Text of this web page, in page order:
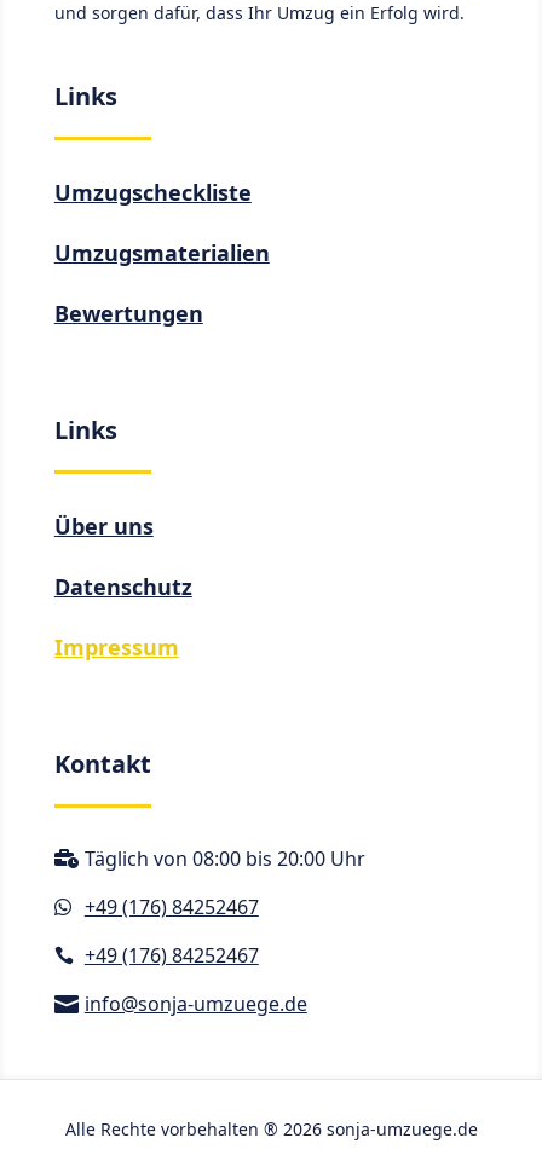
und sorgen dafür, dass Ihr Umzug ein Erfolg wird.
Links
Umzugscheckliste
Umzugsmaterialien
Bewertungen
Links
Über uns
Datenschutz
Impressum
Kontakt
 Täglich von 08:00 bis 20:00 Uhr
 +49 (176) 84252467
 +49 (176) 84252467
 info@sonja-umzuege.de
Alle Rechte vorbehalten ® 2026 sonja-umzuege.de